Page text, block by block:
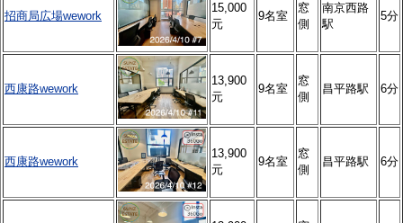
招商局広場wework
15,000
元
9名室
窓
側
南京西路
駅
5分
西康路wework
13,900
元
9名室
窓
側
昌平路駅 6分
西康路wework
13,900
元
9名室
窓
側
昌平路駅 6分